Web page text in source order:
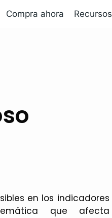
Compra ahora Recursos
en los indicadores
que afecta